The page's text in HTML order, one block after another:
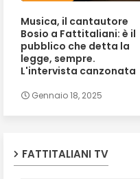
Musica, il cantautore
Bosio a Fattitaliani: è il
pubblico che detta la
legge, sempre.
L'intervista canzonata
Gennaio 18, 2025
FATTITALIANI TV